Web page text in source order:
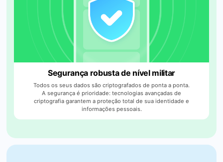
Segurança robusta de nível militar
Todos os seus dados são criptografados de ponta a ponta.
A segurança é prioridade: tecnologias avançadas de
criptografia garantem a proteção total de sua identidade e
informações pessoais.